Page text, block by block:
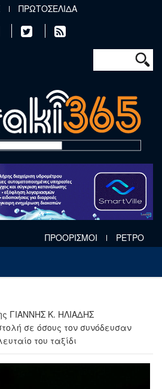
περιεχόμενο
ΠΡΩΤΟΣΕΛΙΔΑ
Φόρμα
Αναζήτηση
ΠΡΟΟΡΙΣΜΟΙ ΡΕΤΡΟ
ΓΙΑΝΝΗΣ Κ. ΗΛΙΑΔΗΣ
σε όσους τον συνόδευσαν
του ταξίδι